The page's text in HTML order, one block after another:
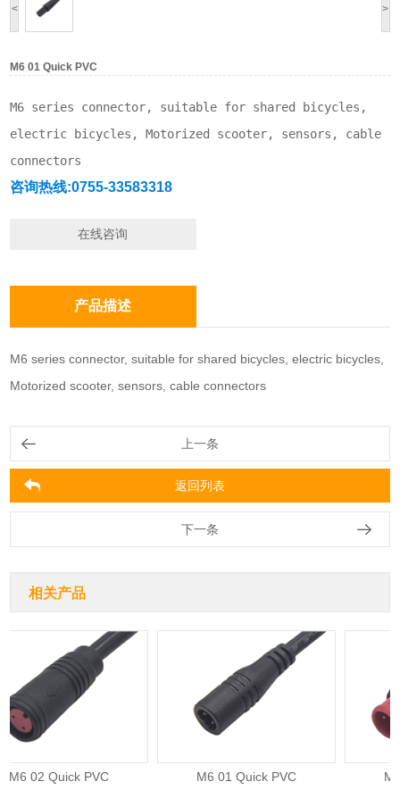
< >
M6 01 Quick PVC
M6 series connector, suitable for shared bicycles,
electric bicycles, Motorized scooter, sensors, cable
connectors
咨询热线:0755-33583318
在线咨询
产品描述
M6 series connector, suitable for shared bicycles, electric bicycles,
Motorized scooter, sensors, cable connectors
上一条
返回列表
下一条
相关产品
M6 02 Quick PVC M6 01 Quick PVC